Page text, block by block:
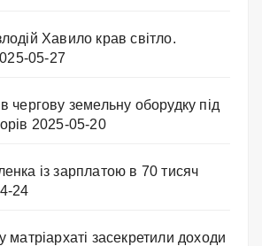
Хавило крав світло.
05-27
чергову земельну оборудку під
2025-05-20
із зарплатою в 70 тисяч
24
матріархаті засекретили доходи